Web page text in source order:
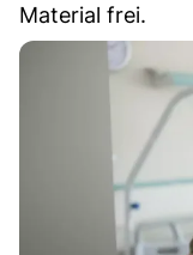
Material frei.